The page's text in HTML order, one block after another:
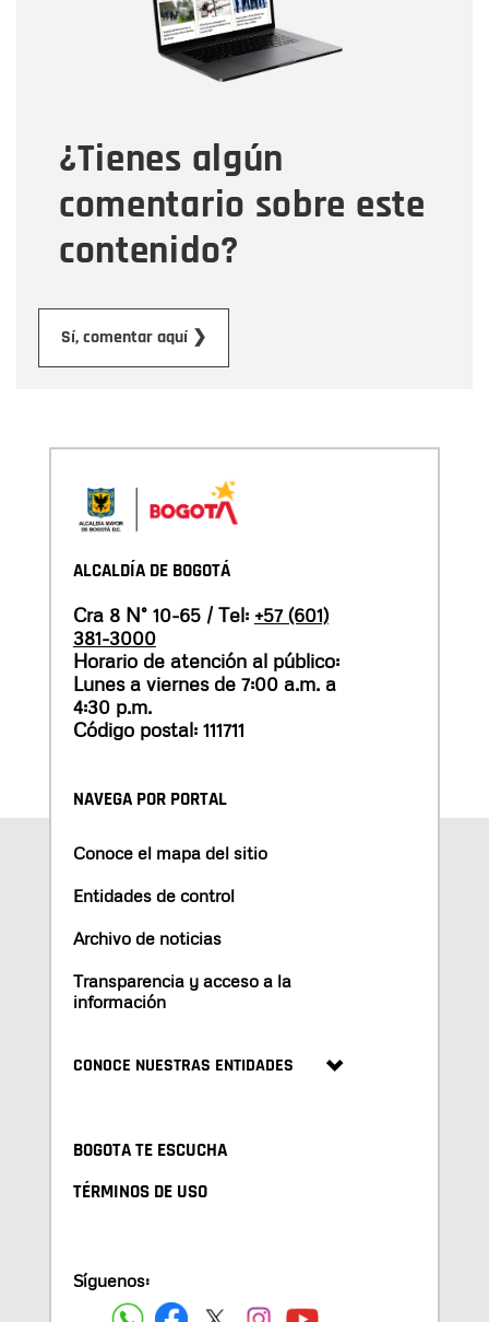
¿Tienes algún
comentario sobre este
contenido?
Sí, comentar aquí ❯
Tipo de comentario
Mensaje
ALCALDÍA DE BOGOTÁ
Cra 8 N° 10-65 / Tel: +57 (601)
381-3000
Horario de atención al público:
Lunes a viernes de 7:00 a.m. a
4:30 p.m.
Código postal: 111711
NAVEGA POR PORTAL
Conoce el mapa del sitio
Entidades de control
Archivo de noticias
Transparencia y acceso a la
información
CONOCE NUESTRAS ENTIDADES
BOGOTA TE ESCUCHA
TÉRMINOS DE USO
Síguenos: